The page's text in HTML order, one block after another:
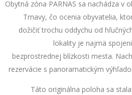
Obytná zóna PARNAS sa nachádza v
Trnavy, čo ocenia obyvatelia,
dožičiť trochu oddychu od
lokality je najmä
bezprostrednej blízkosti mesta.
rezervácie s panoramatickým
Táto originálna poloha sa